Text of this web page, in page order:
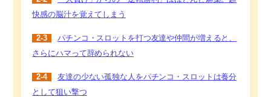
快感の脳汁を覚えてしまう
2-3
パチンコ・スロットを打つ友達や仲間が増えると、
さらにハマって辞められない
2-4
友達の少ない孤独な人をパチンコ・スロットは養分
として狙い撃つ